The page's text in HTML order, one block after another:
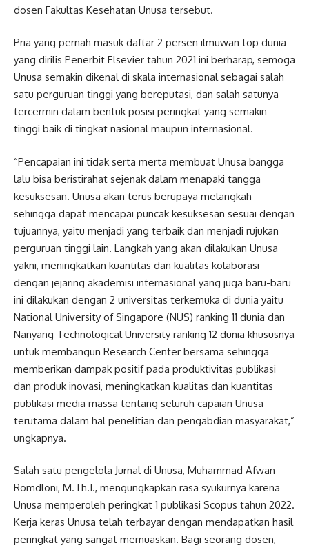
dosen Fakultas Kesehatan Unusa tersebut.
Pria yang pernah masuk daftar 2 persen ilmuwan top dunia
yang dirilis Penerbit Elsevier tahun 2021 ini berharap, semoga
Unusa semakin dikenal di skala internasional sebagai salah
satu perguruan tinggi yang bereputasi, dan salah satunya
tercermin dalam bentuk posisi peringkat yang semakin
tinggi baik di tingkat nasional maupun internasional.
“Pencapaian ini tidak serta merta membuat Unusa bangga
lalu bisa beristirahat sejenak dalam menapaki tangga
kesuksesan. Unusa akan terus berupaya melangkah
sehingga dapat mencapai puncak kesuksesan sesuai dengan
tujuannya, yaitu menjadi yang terbaik dan menjadi rujukan
perguruan tinggi lain. Langkah yang akan dilakukan Unusa
yakni, meningkatkan kuantitas dan kualitas kolaborasi
dengan jejaring akademisi internasional yang juga baru-baru
ini dilakukan dengan 2 universitas terkemuka di dunia yaitu
National University of Singapore (NUS) ranking 11 dunia dan
Nanyang Technological University ranking 12 dunia khususnya
untuk membangun Research Center bersama sehingga
memberikan dampak positif pada produktivitas publikasi
dan produk inovasi, meningkatkan kualitas dan kuantitas
publikasi media massa tentang seluruh capaian Unusa
terutama dalam hal penelitian dan pengabdian masyarakat,”
ungkapnya.
Salah satu pengelola Jurnal di Unusa, Muhammad Afwan
Romdloni, M.Th.I., mengungkapkan rasa syukurnya karena
Unusa memperoleh peringkat 1 publikasi Scopus tahun 2022.
Kerja keras Unusa telah terbayar dengan mendapatkan hasil
peringkat yang sangat memuaskan. Bagi seorang dosen,